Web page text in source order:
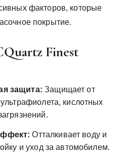
факторов, которые
покрытие.
Finest
защита: Защищает от
кислотных
Отталкивает воду и
и уход за автомобилем.